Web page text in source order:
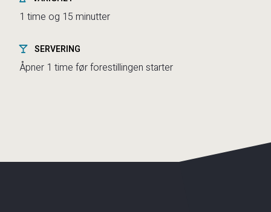
1 time og 15 minutter
SERVERING
Åpner 1 time før forestillingen starter